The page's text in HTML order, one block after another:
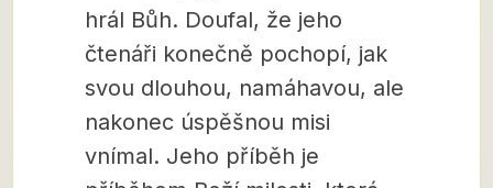
hrál Bůh. Doufal, že jeho
čtenáři konečně pochopí, jak
svou dlouhou, namáhavou, ale
nakonec úspěšnou misi
vnímal. Jeho příběh je